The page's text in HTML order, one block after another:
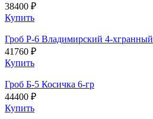
38400 ₽
Купить
Гроб Р-6 Владимирский 4-хгранный
41760 ₽
Купить
Гроб Б-5 Косичка 6-гр
44400 ₽
Купить